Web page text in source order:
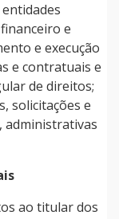
e
e execução
e contratuais e
de direitos;
solicitações e
administrativas
ao titular dos